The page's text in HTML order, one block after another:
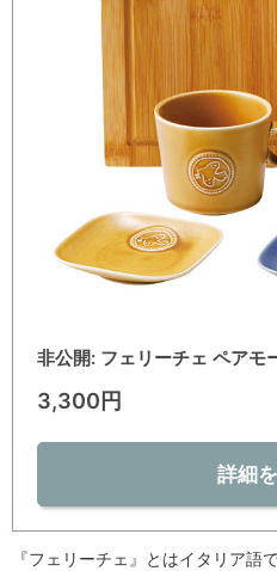
非公開: フェリーチェ ペアモ
3,300円
詳細
『フェリーチェ』とはイタリア語